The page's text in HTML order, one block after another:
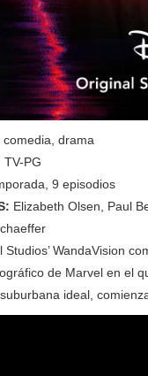
comedia, drama
TV-PG
9 episodios
Elizabeth Olsen, Paul
Studios’ WandaVision
de Marvel en el
ideal,